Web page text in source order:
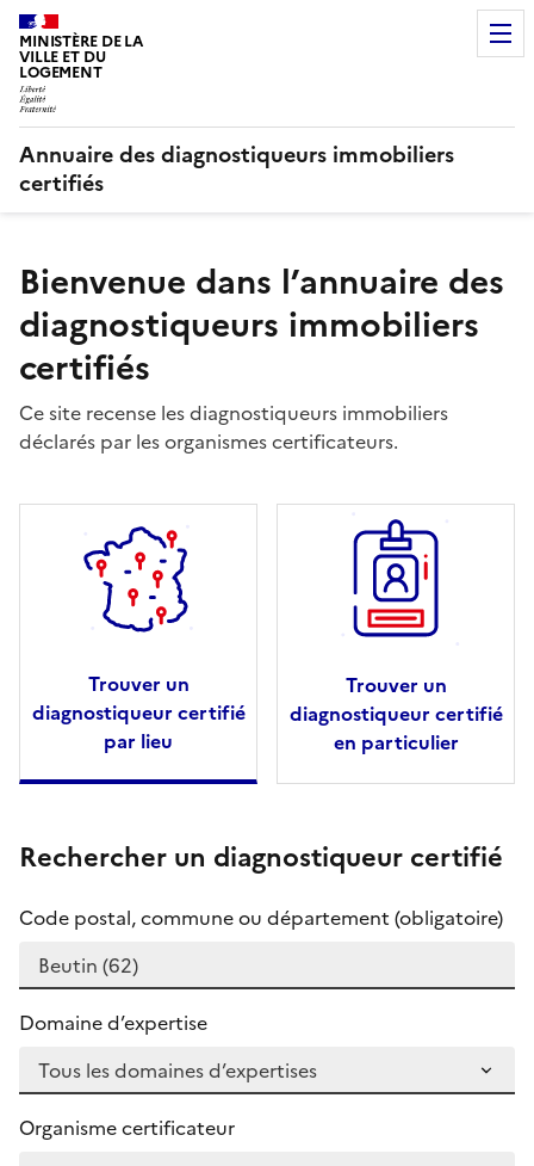
MINISTÈRE DE LA
VILLE ET DU
LOGEMENT
Annuaire des diagnostiqueurs immobiliers
certifiés
Bienvenue dans l’annuaire des
diagnostiqueurs immobiliers
certifiés
Ce site recense les diagnostiqueurs immobiliers
déclarés par les organismes certificateurs.
Trouver un
diagnostiqueur certifié
par lieu
Trouver un
diagnostiqueur certifié
en particulier
Rechercher un diagnostiqueur certifié
Code postal, commune ou département (obligatoire)
Domaine d’expertise
Organisme certificateur